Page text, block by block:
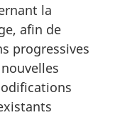
la
afin de
progressives